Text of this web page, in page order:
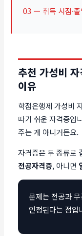
03 — 취득 시점·졸
추천 가성비
이유
학점은행제 가성비
따기 쉬운 자격증입
주는 게 아니거든요.
자격증은 두 종류로
전공자격증, 아니면
문제는 전공과
인정된다는 점입